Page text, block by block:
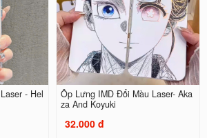
- Hel
Ốp Lưng IMD Đổi Màu Laser- Aka
za And Koyuki
32.000 đ